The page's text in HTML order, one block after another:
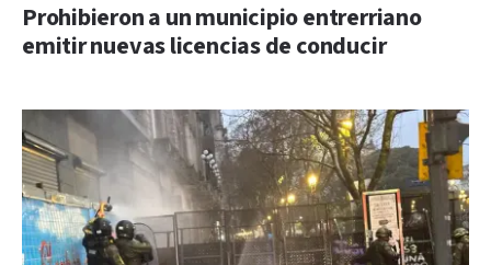
Prohibieron a un municipio entrerriano
emitir nuevas licencias de conducir